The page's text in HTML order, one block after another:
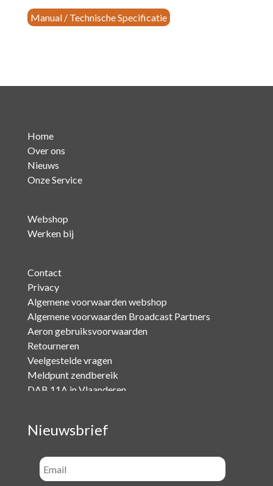
Manual / Technische Specificatie
Home
Over ons
Nieuws
Onze Service
Webshop
Werken bij
Contact
Privacy
Algemene voorwaarden webshop
Algemene voorwaarden Broadcast Partners
Aeron gebruiksvoorwaarden
Retourneren
Veelgestelde vragen
Meldpunt zendbereik
DAB 11A in Vlaanderen
Nieuwsbrief